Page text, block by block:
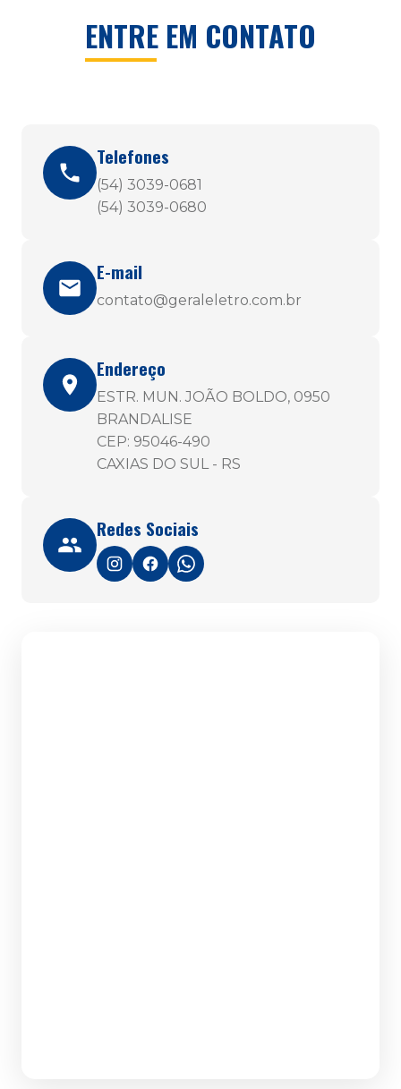
ENTRE EM CONTATO
Telefones
(54) 3039-0681
(54) 3039-0680
E-mail
contato@geraleletro.com.br
Endereço
ESTR. MUN. JOÃO BOLDO, 0950
BRANDALISE
CEP: 95046-490
CAXIAS DO SUL - RS
Redes Sociais